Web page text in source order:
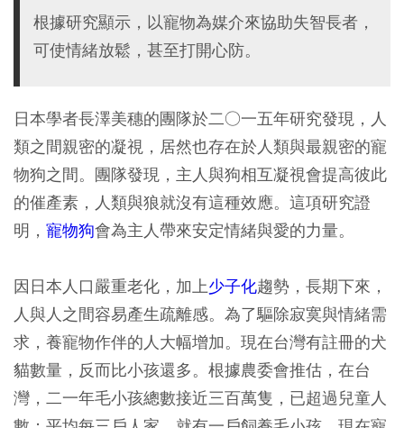
根據研究顯示，以寵物為媒介來協助失智長者，
可使情緒放鬆，甚至打開心防。
日本學者長澤美穗的團隊於二○一五年研究發現，人
類之間親密的凝視，居然也存在於人類與最親密的寵
物狗之間。團隊發現，主人與狗相互凝視會提高彼此
的催產素，人類與狼就沒有這種效應。這項研究證
明， 寵物狗會為主人帶來安定情緒與愛的力量。
因日本人口嚴重老化，加上少子化趨勢，長期下來，
人與人之間容易產生疏離感。為了驅除寂寞與情緒需
求，養寵物作伴的人大幅增加。現在台灣有註冊的犬
貓數量，反而比小孩還多。根據農委會推估，在台
灣，二一年毛小孩總數接近三百萬隻，已超過兒童人